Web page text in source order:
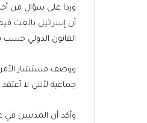
وردا على سؤال من
أن إسرائيل بالغت
القانون الدولي حسب
ووصف مستشار الأمن
جماعية لأنني لا
وأكد أن المدنيين